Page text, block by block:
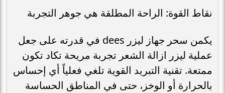
نقاط القوة: الراحة المطلقة هي جوهر التجربة
يكمن سحر جهاز ليزر dees في قدرته على جعل
عملية ليزر ازالة الشعر تجربة مريحة تكاد تكون
ممتعة. تقنية التبريد القوية تلغي فعلياً أي إحساس
بالحرارة أو الوخز، حتى في المناطق الحساسة